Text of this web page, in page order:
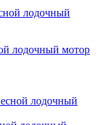
лодочный мотор